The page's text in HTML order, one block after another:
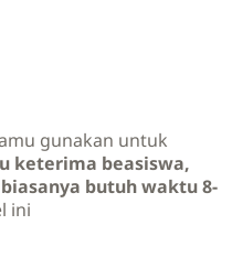
gunakan untuk
keterima beasiswa,
butuh waktu 8-
ini